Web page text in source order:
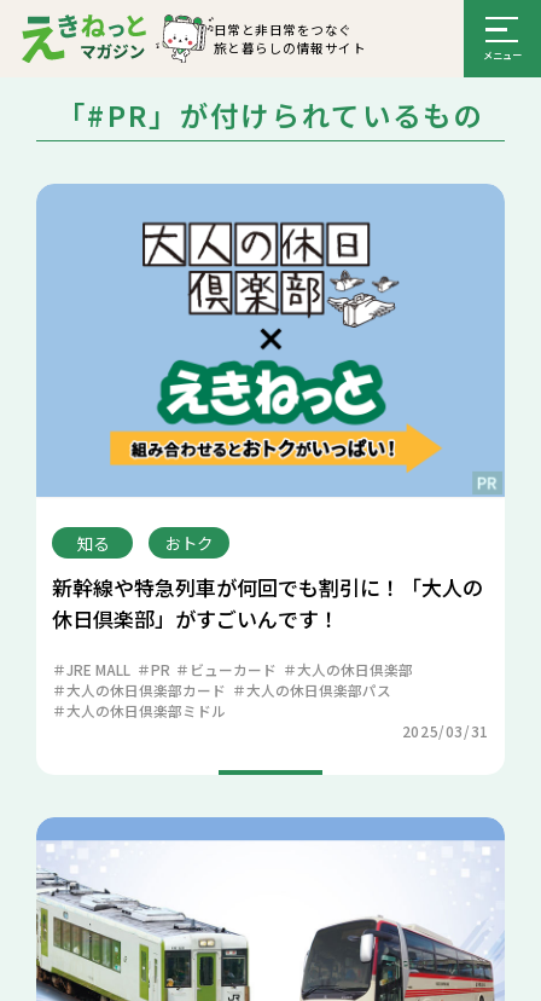
日常と非日常をつなぐ
旅と暮らしの情報サイト
「#PR」が付けられているもの
知る おトク
新幹線や特急列車が何回でも割引に！「大人の
休日倶楽部」がすごいんです！
JRE MALL PR ビューカード
大人の休日倶楽部
大人の休日倶楽部カード
大人の休日倶楽部パス
大人の休日倶楽部ミドル
2025/03/31